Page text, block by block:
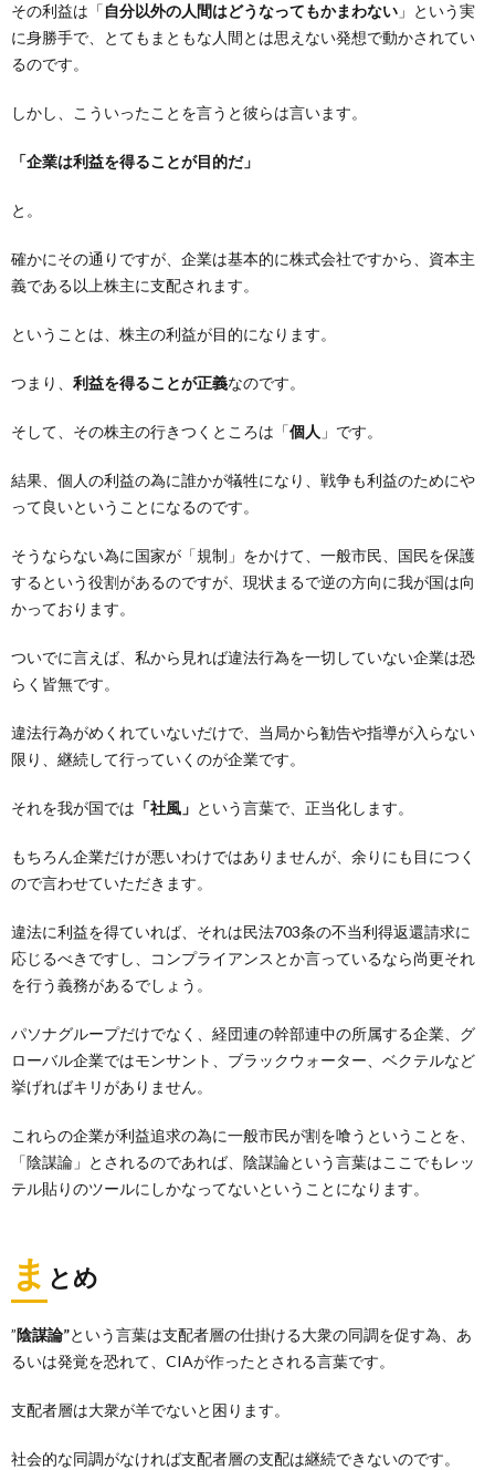
その利益は「自分以外の人間はどうなってもかまわない 」という実
に身勝手で、とてもまともな人間とは思えない発想で動かされてい
るのです。
しかし、こういったことを言うと彼らは言います。
「企業は利益を得ることが目的だ」
と。
確かにその通りですが、企業は基本的に株式会社ですから、資本主
義である以上株主に支配されます。
ということは、株主の利益が目的になります。
つまり、 利益を得ることが正義なのです。
そして、その株主の行きつくところは「個人 」です。
結果、個人の利益の為に誰かが犠牲になり、戦争も利益のためにや
って良いということになるのです。
そうならない為に国家が「規制」をかけて、一般市民、国民を保護
するという役割があるのですが、現状まるで逆の方向に我が国は向
かっております。
ついでに言えば、私から見れば違法行為を一切していない企業は恐
らく皆無です。
違法行為がめくれていないだけで、当局から勧告や指導が入らない
限り、継続して行っていくのが企業です。
それを我が国では 「社風」 という言葉で、正当化します。
もちろん企業だけが悪いわけではありませんが、余りにも目につく
ので言わせていただきます。
違法に利益を得ていれば、それは民法703条の不当利得返還請求に
応じるべきですし、コンプライアンスとか言っているなら尚更それ
を行う義務があるでしょう。
パソナグループだけでなく、経団連の幹部連中の所属する企業、グ
ローバル企業ではモンサント、ブラックウォーター、ベクテルなど
挙げればキリがありません。
これらの企業が利益追求の為に一般市民が割を喰うということを、
「陰謀論」とされるのであれば、陰謀論という言葉はここでもレッ
テル貼りのツールにしかなってないということになります。
ま とめ
”陰謀論”という言葉は支配者層の仕掛ける大衆の同調を促す為、あ
るいは発覚を恐れて、CIAが作ったとされる言葉です。
支配者層は大衆が羊でないと困ります。
社会的な同調がなければ支配者層の支配は継続できないのです。